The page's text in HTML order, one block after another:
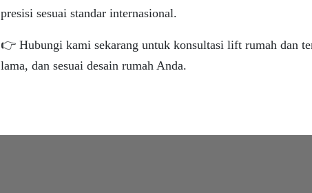
presisi sesuai standar internasional.
👉 Hubungi kami sekarang untuk konsultasi lift rumah dan
lama, dan sesuai desain rumah Anda.